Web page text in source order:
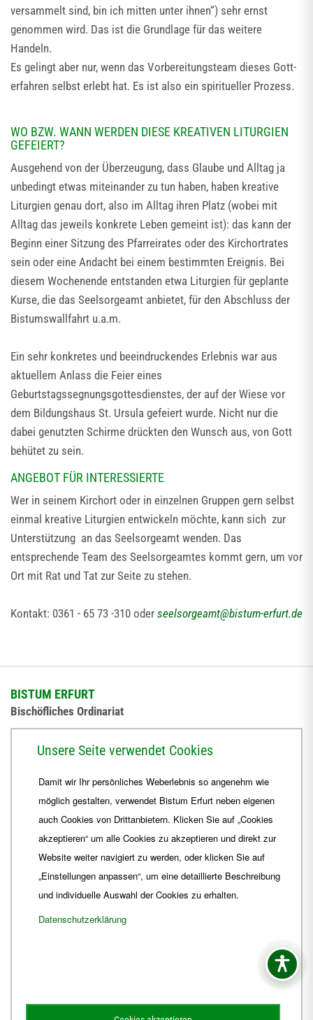
versammelt sind, bin ich mitten unter ihnen“) sehr ernst
genommen wird. Das ist die Grundlage für das weitere
Handeln.
Es gelingt aber nur, wenn das Vorbereitungsteam dieses Gott-
erfahren selbst erlebt hat. Es ist also ein spiritueller Prozess.
WO BZW. WANN WERDEN DIESE KREATIVEN LITURGIEN
GEFEIERT?
Ausgehend von der Überzeugung, dass Glaube und Alltag ja
unbedingt etwas miteinander zu tun haben, haben kreative
Liturgien genau dort, also im Alltag ihren Platz (wobei mit
Alltag das jeweils konkrete Leben gemeint ist): das kann der
Beginn einer Sitzung des Pfarreirates oder des Kirchortrates
sein oder eine Andacht bei einem bestimmten Ereignis. Bei
diesem Wochenende entstanden etwa Liturgien für geplante
Kurse, die das Seelsorgeamt anbietet, für den Abschluss der
Bistumswallfahrt u.a.m.
Ein sehr konkretes und beeindruckendes Erlebnis war aus
aktuellem Anlass die Feier eines
Geburtstagssegnungsgottesdienstes, der auf der Wiese vor
dem Bildungshaus St. Ursula gefeiert wurde. Nicht nur die
dabei genutzten Schirme drückten den Wunsch aus, von Gott
behütet zu sein.
ANGEBOT FÜR INTERESSIERTE
Wer in seinem Kirchort oder in einzelnen Gruppen gern selbst
einmal kreative Liturgien entwickeln möchte, kann sich zur
Unterstützung an das Seelsorgeamt wenden. Das
entsprechende Team des Seelsorgeamtes kommt gern, um vor
Ort mit Rat und Tat zur Seite zu stehen.
Kontakt: 0361 - 65 73 -310 oder seelsorgeamt@bistum-erfurt.de
BISTUM ERFURT
Bischöfliches Ordinariat
+49 361 6572-444
ordinariat Bistum-Erfurt.de
Unsere Seite verwendet Cookies
Damit wir Ihr persönliches Weberlebnis so angenehm wie
möglich gestalten, verwendet Bistum Erfurt neben eigenen
auch Cookies von Drittanbietern. Klicken Sie auf „Cookies
akzeptieren“ um alle Cookies zu akzeptieren und direkt zur
Website weiter navigiert zu werden, oder klicken Sie auf
„Einstellungen anpassen“, um eine detaillierte Beschreibung
und individuelle Auswahl der Cookies zu erhalten.
Datenschutzerklärung